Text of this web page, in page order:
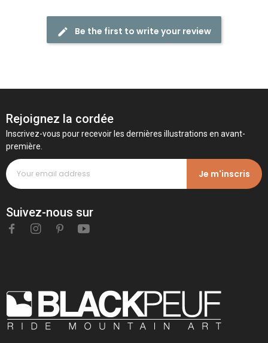
Be the first to write your review
Rejoignez la cordée
Inscrivez-vous pour recevoir les dernières illustrations en avant-
première.
Je m'inscris
Suivez-nous sur